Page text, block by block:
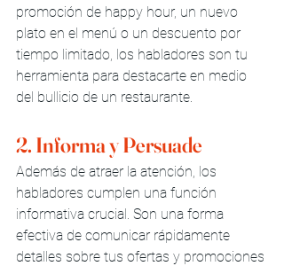
promoción de happy hour, un nuevo
plato en el menú o un descuento por
tiempo limitado, los habladores son tu
herramienta para destacarte en medio
del bullicio de un restaurante.
2. Informa y Persuade
Además de atraer la atención, los
habladores cumplen una función
informativa crucial. Son una forma
efectiva de comunicar rápidamente
detalles sobre tus ofertas y promociones